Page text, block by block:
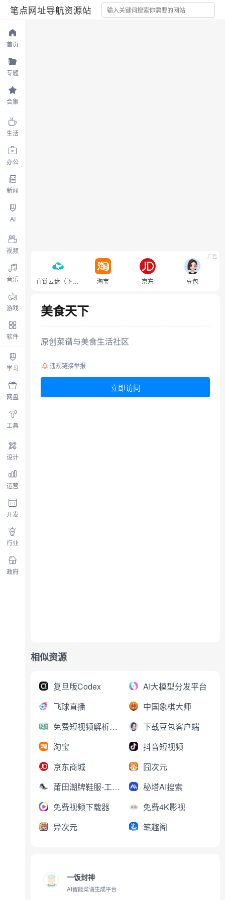
笔点网址导航资源站
首页
专题
合集
生活
办公
新闻
AI
视频
音乐
游戏
软件
学习
网盘
工具
设计
运营
开发
行业
政府
直链云盘（下载不限速） 淘宝 京东 豆包
广告
美食天下
原创菜谱与美食生活社区
违规链接举报
立即访问
相似资源
复旦版Codex
AI大模型分发平台
飞球直播
中国象棋大师
免费短视频解析下载
下载豆包客户端
淘宝
抖音短视频
京东商城
囧次元
莆田潮牌鞋服-工厂直销
秘塔AI搜索
免费视频下载器
免费4K影视
异次元
笔趣阁
一饭封神
AI智能菜谱生成平台